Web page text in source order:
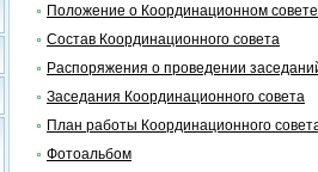
Положение о Координационном совете
Состав Координационного совета
Распоряжения о проведении
Заседания Координационного cовета
План работы Координационного
Фотоальбом